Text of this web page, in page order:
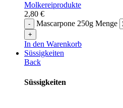
Molkereiprodukte
2,80 €
Mascarpone 250g Menge
In den Warenkorb
Süssigkeiten
Back
Süssigkeiten